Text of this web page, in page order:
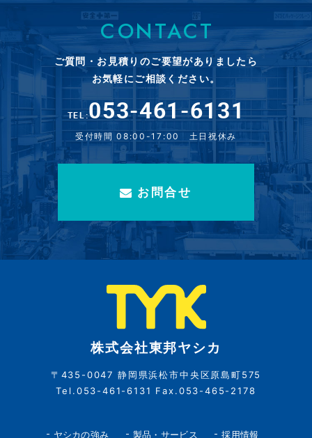
CONTACT
ご質問・お見積りのご要望がありましたら
お気軽にご相談ください。
TEL:053-461-6131
受付時間 08:00-17:00 土日祝休み
お問合せ
株式会社東邦ヤシカ
〒435-0047 静岡県浜松市中央区原島町575
Tel.053-461-6131 Fax.053-465-2178
ヤシカの強み 製品・サービス 採用情報